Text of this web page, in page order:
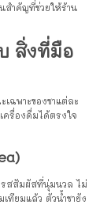
สำคัญที่ช่วยให้ร้าน
สิ่งที่มือ
ฉพาะของชาแต่ละ
ครื่องดื่มได้ตรงใจ
สสัมผัสที่นุ่มนวล ไม่
ทียมแล้ว ตัวน้ำชายัง